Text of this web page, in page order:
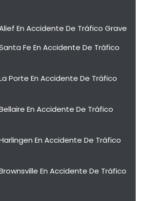
En Accidente De Tráfico Grave
Fe En Accidente De Tráfico
Porte En Accidente De Tráfico
En Accidente De Tráfico
En Accidente De Tráfico
En Accidente De Tráfico